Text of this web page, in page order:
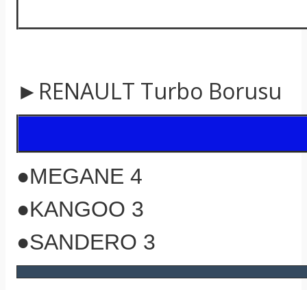
►RENAULT Turbo Borusu
●MEGANE 4
●KANGOO 3
●SANDERO 3